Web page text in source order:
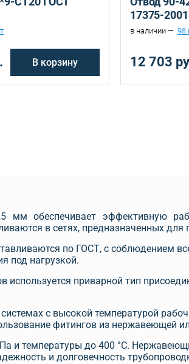
В корзину
17375-2001
в наличии — 98
12 703
мм обеспечивает эффективную
в сетях, предназначенных для
по ГОСТ, с соблюдением
под нагрузкой.
используется приварной тип
с высокой температурой
фитингов из нержавеющей
и температуры до 400 °C.
и долговечность